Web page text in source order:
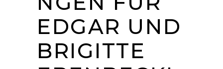
EDGAR UND
BRIGITTE